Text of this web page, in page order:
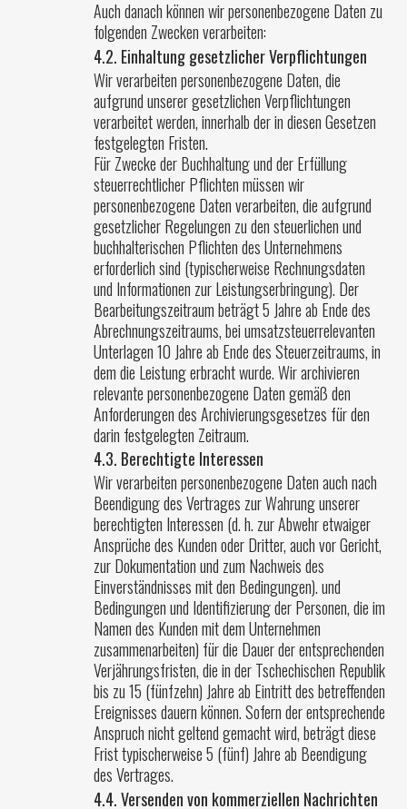
Auch danach können wir personenbezogene Daten zu
folgenden Zwecken verarbeiten:
4.2. Einhaltung gesetzlicher Verpflichtungen
Wir verarbeiten personenbezogene Daten, die
aufgrund unserer gesetzlichen Verpflichtungen
verarbeitet werden, innerhalb der in diesen Gesetzen
festgelegten Fristen.
Für Zwecke der Buchhaltung und der Erfüllung
steuerrechtlicher Pflichten müssen wir
personenbezogene Daten verarbeiten, die aufgrund
gesetzlicher Regelungen zu den steuerlichen und
buchhalterischen Pflichten des Unternehmens
erforderlich sind (typischerweise Rechnungsdaten
und Informationen zur Leistungserbringung). Der
Bearbeitungszeitraum beträgt 5 Jahre ab Ende des
Abrechnungszeitraums, bei umsatzsteuerrelevanten
Unterlagen 10 Jahre ab Ende des Steuerzeitraums, in
dem die Leistung erbracht wurde. Wir archivieren
relevante personenbezogene Daten gemäß den
Anforderungen des Archivierungsgesetzes für den
darin festgelegten Zeitraum.
4.3. Berechtigte Interessen
Wir verarbeiten personenbezogene Daten auch nach
Beendigung des Vertrages zur Wahrung unserer
berechtigten Interessen (d. h. zur Abwehr etwaiger
Ansprüche des Kunden oder Dritter, auch vor Gericht,
zur Dokumentation und zum Nachweis des
Einverständnisses mit den Bedingungen). und
Bedingungen und Identifizierung der Personen, die im
Namen des Kunden mit dem Unternehmen
zusammenarbeiten) für die Dauer der entsprechenden
Verjährungsfristen, die in der Tschechischen Republik
bis zu 15 (fünfzehn) Jahre ab Eintritt des betreffenden
Ereignisses dauern können. Sofern der entsprechende
Anspruch nicht geltend gemacht wird, beträgt diese
Frist typischerweise 5 (fünf) Jahre ab Beendigung
des Vertrages.
4.4. Versenden von kommerziellen Nachrichten